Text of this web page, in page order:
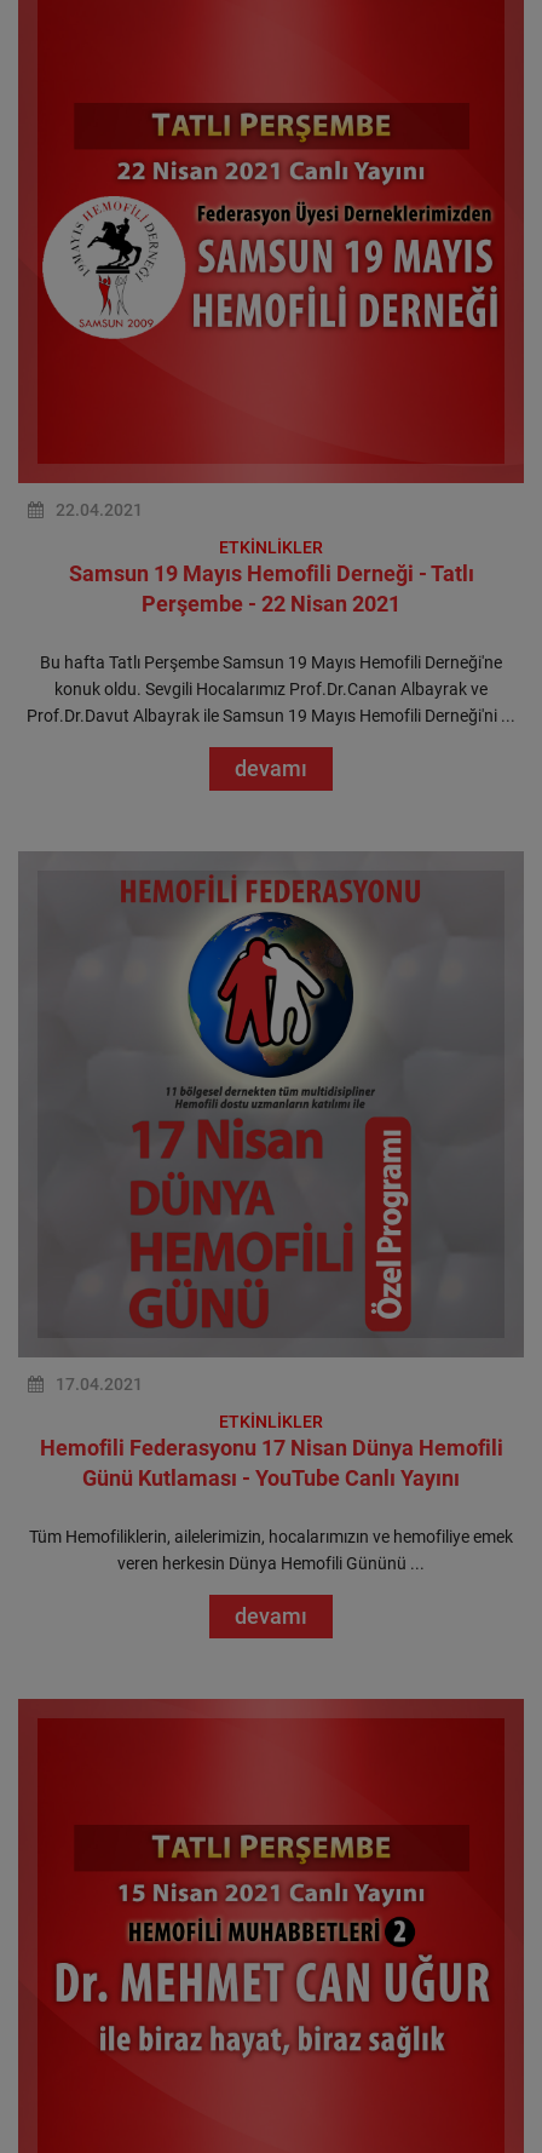
22.04.2021
ETKİNLİKLER
Samsun 19 Mayıs Hemofili Derneği - Tatlı
Perşembe - 22 Nisan 2021
Bu hafta Tatlı Perşembe Samsun 19 Mayıs Hemofili Derneği'ne
konuk oldu. Sevgili Hocalarımız Prof.Dr.Canan Albayrak ve
Prof.Dr.Davut Albayrak ile Samsun 19 Mayıs Hemofili Derneği'ni ...
devamı
17.04.2021
ETKİNLİKLER
Hemofili Federasyonu 17 Nisan Dünya Hemofili
Günü Kutlaması - YouTube Canlı Yayını
Tüm Hemofiliklerin, ailelerimizin, hocalarımızın ve hemofiliye emek
veren herkesin Dünya Hemofili Gününü ...
devamı